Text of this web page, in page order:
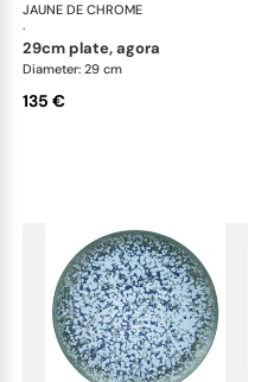
JAUNE DE CHROME
·
29cm plate, agora
Diameter: 29 cm
135 €